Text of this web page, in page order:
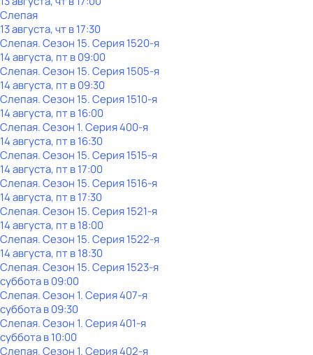
Слепая
13 августа, чт в 17:30
Слепая. Сезон 15. Серия 1520-я
14 августа, пт в 09:00
Слепая. Сезон 15. Серия 1505-я
14 августа, пт в 09:30
Слепая. Сезон 15. Серия 1510-я
14 августа, пт в 16:00
Слепая. Сезон 1. Серия 400-я
14 августа, пт в 16:30
Слепая. Сезон 15. Серия 1515-я
14 августа, пт в 17:00
Слепая. Сезон 15. Серия 1516-я
14 августа, пт в 17:30
Слепая. Сезон 15. Серия 1521-я
14 августа, пт в 18:00
Слепая. Сезон 15. Серия 1522-я
14 августа, пт в 18:30
Слепая. Сезон 15. Серия 1523-я
субботав09:00
Слепая. Сезон 1. Серия 407-я
субботав09:30
Слепая. Сезон 1. Серия 401-я
субботав10:00
Слепая. Сезон 1. Серия 402-я